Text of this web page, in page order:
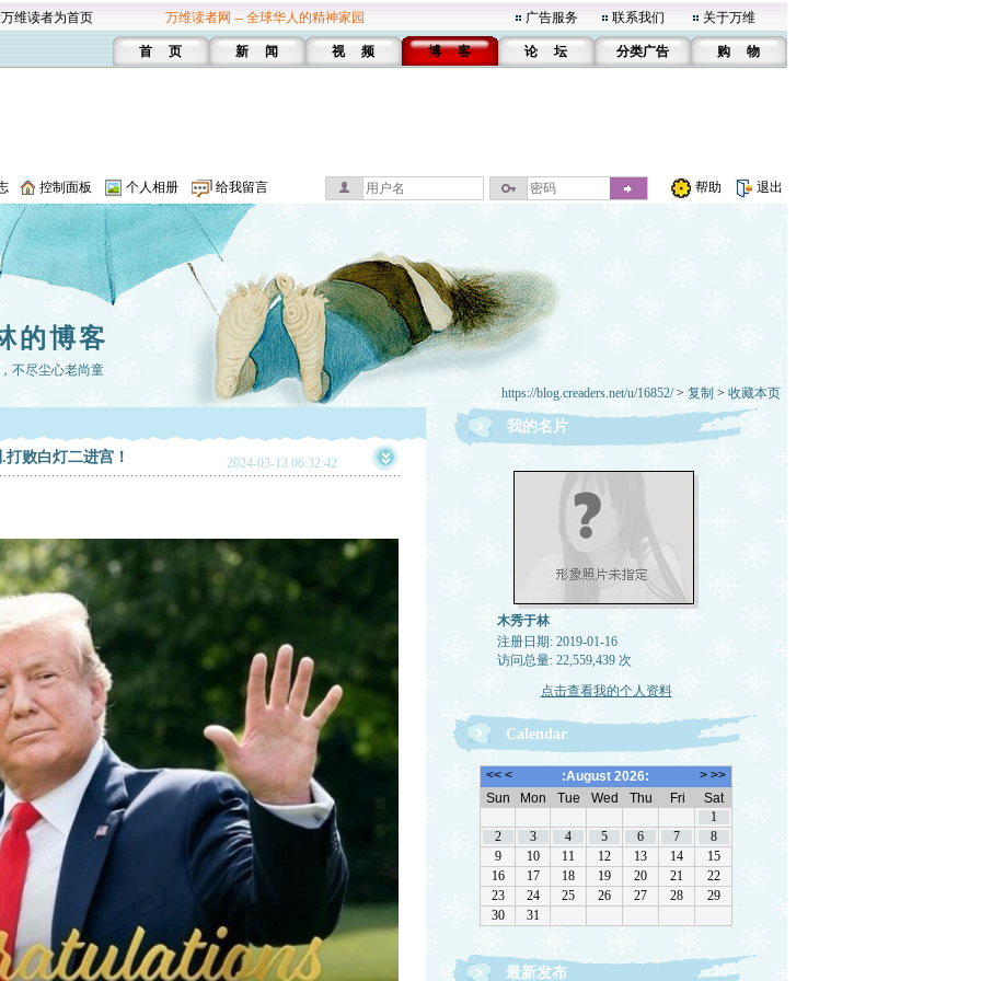
维读者为首页 万维读者网 -- 全球华人的精神家园 广告服务 联系我们 关于万维
首 页 新 闻 视 频 博 客 论 坛 分类广告 购 物
控制面板 个人相册 给我留言 帮助 退出
的博客
不尽尘心老尚童
https://blog.creaders.net/u/16852/> 复制 > 收藏本页
败白灯二进宫！ 2024-03-13 06:32:42
我的名片
木秀于林
注册日期: 2019-01-16
访问总量: 22,559,439 次
点击查看我的个人资料
Calendar
最新发布